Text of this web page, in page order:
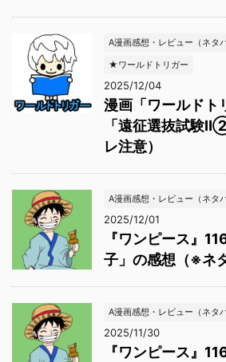
A漫画感想・レビュー（ネタ
★ワールドトリガー
2025/12/04
漫画「ワールドト
「遠征選抜試験
レ注意）
A漫画感想・レビュー（ネタ
2025/12/01
『ワンピース』
子」の感想（※ネ
A漫画感想・レビュー（ネタ
2025/11/30
『ワンピース』